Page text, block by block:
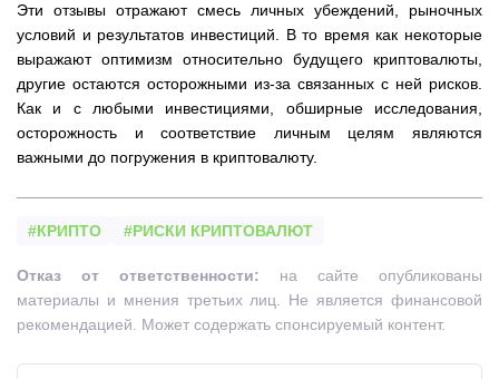
Эти отзывы отражают смесь личных убеждений, рыночных
условий и результатов инвестиций. В то время как некоторые
выражают оптимизм относительно будущего криптовалюты,
другие остаются осторожными из-за связанных с ней рисков.
Как и с любыми инвестициями, обширные исследования,
осторожность и соответствие личным целям являются
важными до погружения в криптовалюту.
#КРИПТО #РИСКИ КРИПТОВАЛЮТ
Отказ от ответственности: на сайте опубликованы
материалы и мнения третьих лиц. Не является финансовой
рекомендацией. Может содержать спонсируемый контент.